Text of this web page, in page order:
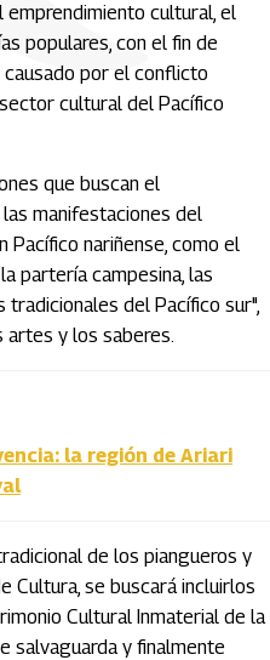
cultural, el
populares, con el fin de
por el conflicto
cultural del Pacífico
que buscan el
manifestaciones del
Pacífico nariñense, como el
partería campesina, las
tradicionales del Pacífico sur",
artes y los saberes.
la región de Ariari
de los piangueros y
Cultura, se buscará incluirlos
Cultural Inmaterial de la
salvaguarda y finalmente